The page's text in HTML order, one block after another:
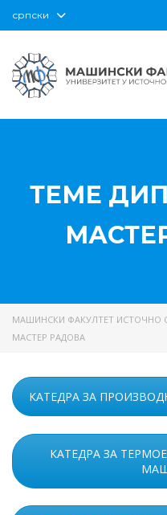
српски
ТЕМЕ
МАШИНСКИ ФАКУЛТЕТ ИСТОЧНО
МАСТЕР РАДОВА
КАТЕДРА ЗА
КАТЕДРА ЗА